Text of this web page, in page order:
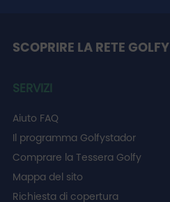
SCOPRIRE LA RETE GOLFY
SERVIZI
Aiuto FAQ
Il programma Golfystador
Comprare la Tessera Golfy
Mappa del sito
Richiesta di copertura